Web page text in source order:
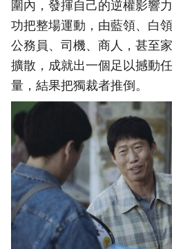
圍內，發揮自己的逆權影響
功把整場運動，由藍領、白
公務員、司機、商人，甚至
擴散，成就出一個足以撼動
量，結果把獨裁者推倒。